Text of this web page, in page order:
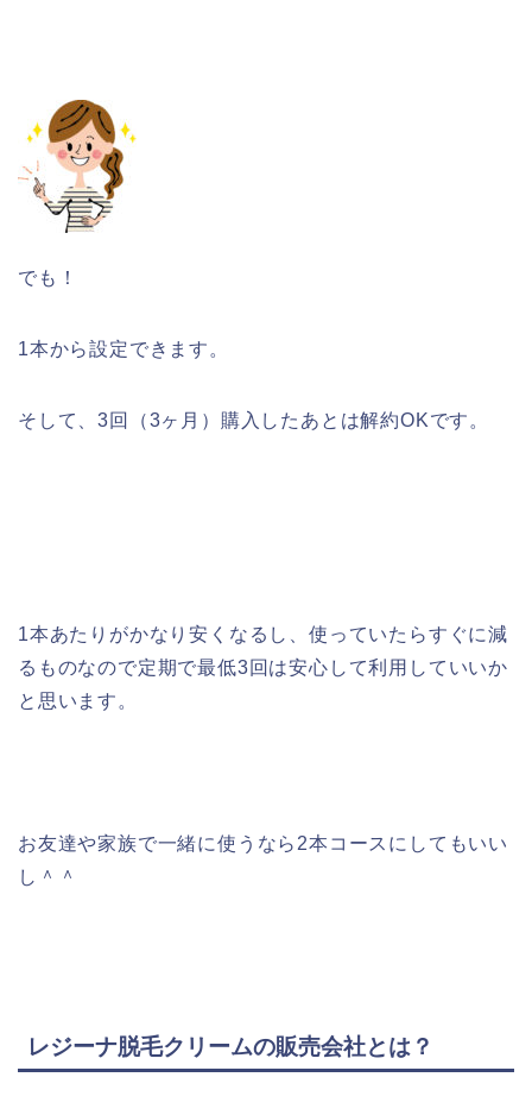
でも！
1本から設定できます。
そして、3回（3ヶ月）購入したあとは解約OKです。
1本あたりがかなり安くなるし、使っていたらすぐに減
るものなので定期で最低3回は安心して利用していいか
と思います。
お友達や家族で一緒に使うなら2本コースにしてもいい
し＾＾
レジーナ脱毛クリームの販売会社とは？